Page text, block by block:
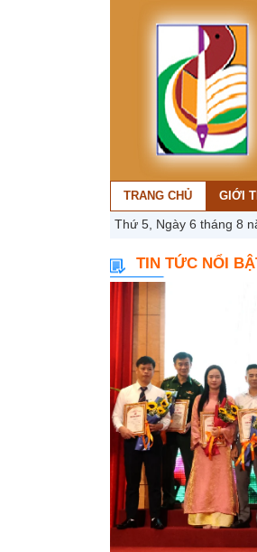
TRANG CHỦ GIỚI
Thứ 5, Ngày 6 tháng 8
TIN TỨC NỔI